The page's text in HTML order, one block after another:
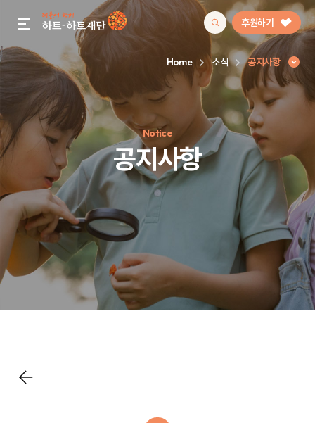
gnb menu open 후원하기
인기 키워드
#정기후원#하트플레이스#캠페인#팬덤후원
Home 소식 공지사항
Notice
공지사항